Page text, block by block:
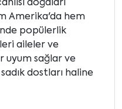
doğaları
Amerika'da hem
popülerlik
aileler ve
uyum sağlar ve
dostları haline